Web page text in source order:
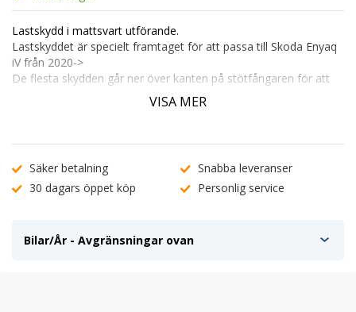
Lastskydd i mattsvart utförande.
Lastskyddet är specielt framtaget för att passa till Skoda Enyaq
iV från 2020->
De flesta skydden går ner över kanten på stötfångaren för att
Pulverlackerade för att få en fint djup och struktur i den matt
Skyddar eller döljer repor på din stötfångare.
VISA MER
Säker betalning
Snabba leveranser
30 dagars öppet köp
Personlig service
Bilar/År - Avgränsningar ovan